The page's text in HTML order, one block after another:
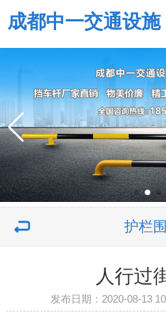
成都中一交通设施
护栏
人行过
发布日期：2020-08-13